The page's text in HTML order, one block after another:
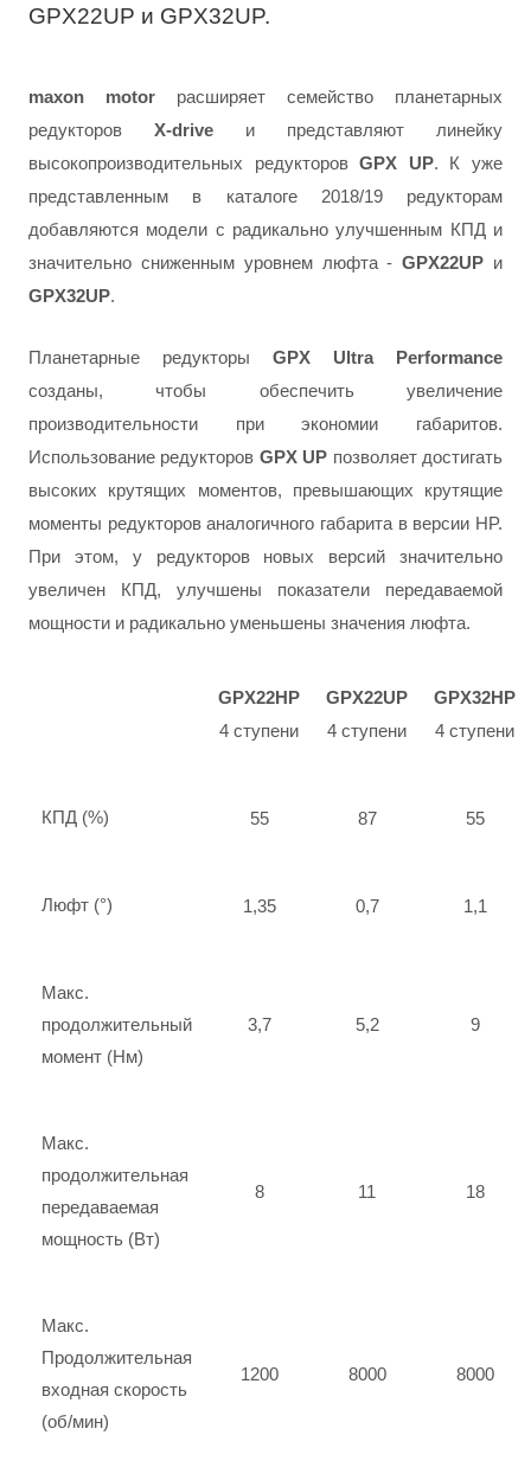
GPX22UP и GPX32UP.
maxon motor расширяет семейство планетарных
редукторов X-drive и представляют линейку
высокопроизводительных редукторовGPX UP. К уже
представленным в каталоге 2018/19 редукторам
добавляются модели с радикально улучшенным КПД и
значительно сниженным уровнем люфта -GPX22UP и
GPX32UP.
Планетарные редукторы GPX Ultra Performance
созданы, чтобы обеспечить увеличение
производительности при экономии габаритов.
Использование редукторов GPX UP позволяет достигать
высоких крутящих моментов, превышающих крутящие
моменты редукторов аналогичного габарита в версии HP.
При этом, у редукторов новых версий значительно
увеличен КПД, улучшены показатели передаваемой
мощности и радикально уменьшены значения люфта.
GPX22HP
4 ступени
GPX22UP
4 ступени
GPX32HP
4 ступени
КПД (%) 55 87 55
Люфт (°) 1,35 0,7 1,1
Макс.
продолжительный
момент (Нм)
3,7 5,2 9
Макс.
продолжительная
передаваемая
мощность (Вт)
8 11 18
Макс.
Продолжительная
входная скорость
(об/мин)
1200 8000 8000